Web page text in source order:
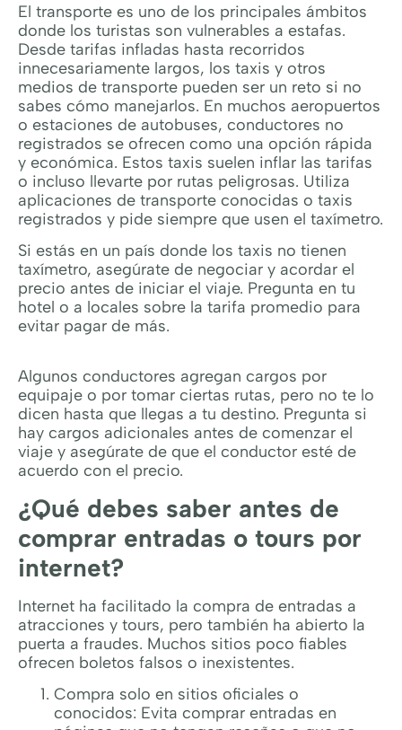
El transporte es uno de los principales ámbitos
donde los turistas son vulnerables a estafas.
Desde tarifas infladas hasta recorridos
innecesariamente largos, los taxis y otros
medios de transporte pueden ser un reto si no
sabes cómo manejarlos. En muchos aeropuertos
o estaciones de autobuses, conductores no
registrados se ofrecen como una opción rápida
y económica. Estos taxis suelen inflar las tarifas
o incluso llevarte por rutas peligrosas. Utiliza
aplicaciones de transporte conocidas o taxis
registrados y pide siempre que usen el taxímetro.
Si estás en un país donde los taxis no tienen
taxímetro, asegúrate de negociar y acordar el
precio antes de iniciar el viaje. Pregunta en tu
hotel o a locales sobre la tarifa promedio para
evitar pagar de más.
Algunos conductores agregan cargos por
equipaje o por tomar ciertas rutas, pero no te lo
dicen hasta que llegas a tu destino. Pregunta si
hay cargos adicionales antes de comenzar el
viaje y asegúrate de que el conductor esté de
acuerdo con el precio.
¿Qué debes saber antes de
comprar entradas o tours por
internet?
Internet ha facilitado la compra de entradas a
atracciones y tours, pero también ha abierto la
puerta a fraudes. Muchos sitios poco fiables
ofrecen boletos falsos o inexistentes.
Compra solo en sitios oficiales o
conocidos: Evita comprar entradas en